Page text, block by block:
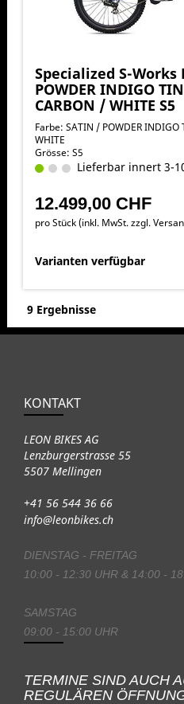
Specialized S-Works
POWDER INDIGO
CARBON / WHITE S5
Farbe: SATIN / POWDER
WHITE
Grösse: S5
Lieferbar innert 3-
12.499,00 CHF
pro Stück (inkl. MwSt. zzgl.
Varianten verfügbar
9 Ergebnisse
KONTAKT
LEON BIKES AG
Lenzburgerstrasse 55
5507 Mellingen
+41 56 544 36 66
info@leonbikes.ch
DIENSTAG - FREITAG
10:00 - 12:30 UHR & 14:00 -
SAMSTAG
09:00 - 15:00 UHR
TERMINE SIND AUCH
REGULÄREN